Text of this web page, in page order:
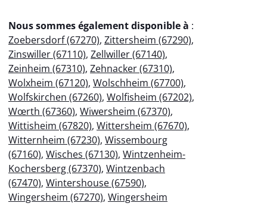
Nous sommes également disponible à :
Zoebersdorf (67270), Zittersheim (67290),
Zinswiller (67110), Zellwiller (67140),
Zeinheim (67310), Zehnacker (67310),
Wolxheim (67120), Wolschheim (67700),
Wolfskirchen (67260), Wolfisheim (67202),
Wœrth (67360), Wiwersheim (67370),
Wittisheim (67820), Wittersheim (67670),
Witternheim (67230), Wissembourg
(67160), Wisches (67130), Wintzenheim-
Kochersberg (67370), Wintzenbach
(67470), Wintershouse (67590),
Wingersheim (67270), Wingersheim